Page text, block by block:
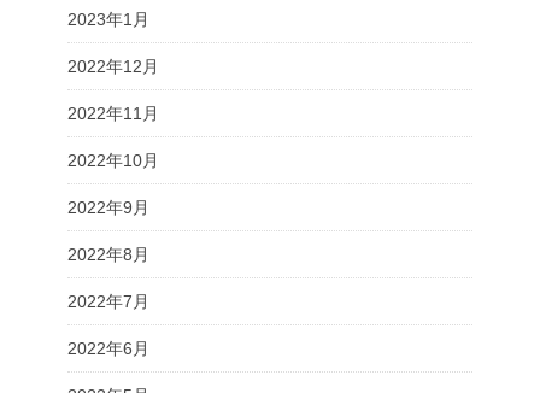
2023年1月
2022年12月
2022年11月
2022年10月
2022年9月
2022年8月
2022年7月
2022年6月